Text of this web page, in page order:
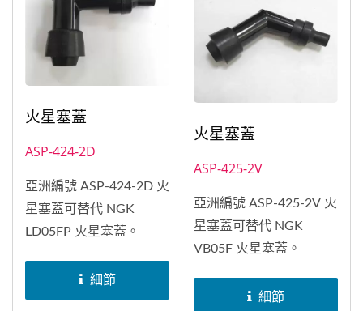
火星塞蓋
ASP-424-2D
亞洲編號 ASP-424-2D 火
星塞蓋可替代 NGK
LD05FP 火星塞蓋。
細節
火星塞蓋
ASP-425-2V
亞洲編號 ASP-425-2V 火
星塞蓋可替代 NGK
VB05F 火星塞蓋。
細節